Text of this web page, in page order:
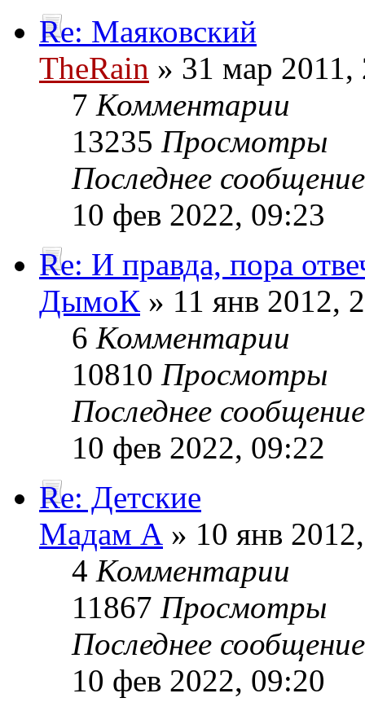
Re: Маяковский
TheRain » 31 мар 2011,
7 Комментарии
13235 Просмотры
Последнее
10 фев 2022, 09:23
Re: И правда, пора
ДымоК » 11 янв 2012,
6 Комментарии
10810 Просмотры
Последнее
10 фев 2022, 09:22
Re: Детские
Мадам А » 10 янв
4 Комментарии
11867 Просмотры
Последнее
10 фев 2022, 09:20